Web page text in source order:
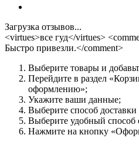
Загрузка отзывов...
<virtues>все гуд</virtues>
Быстро привезли.</comment>
Выберите товары и
Перейдите в раздел
оформлению»;
Укажите ваши данные;
Выберите способ доставки
Выберите удобный способ
Нажмите на кнопку